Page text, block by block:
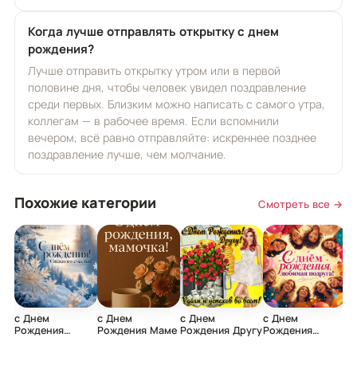
Когда лучше отправлять открытку с днем
рождения?
Лучше отправить открытку утром или в первой
половине дня, чтобы человек увидел поздравление
среди первых. Близким можно написать с самого утра,
коллегам — в рабочее время. Если вспомнили
вечером, всё равно отправляйте: искреннее позднее
поздравление лучше, чем молчание.
Похожие категории Смотреть все →
с Днем
Рождения
с Днем
Рождения Маме
с Днем
Рождения Другу
с Днем
Рождения